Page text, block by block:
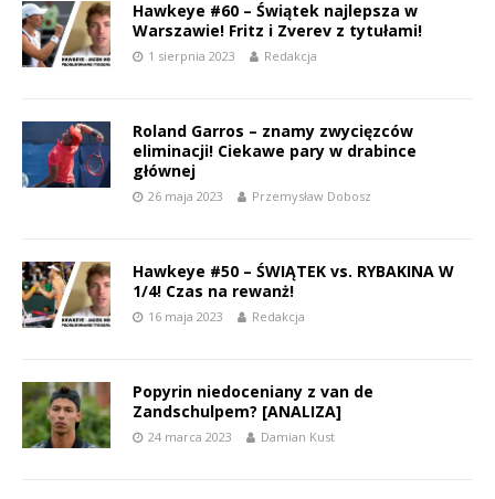
Hawkeye #60 – Świątek najlepsza w
Warszawie! Fritz i Zverev z tytułami!
1 sierpnia 2023 Redakcja
Roland Garros – znamy zwycięzców
eliminacji! Ciekawe pary w drabince
głównej
26 maja 2023 Przemysław Dobosz
Hawkeye #50 – ŚWIĄTEK vs. RYBAKINA W
1/4! Czas na rewanż!
16 maja 2023 Redakcja
Popyrin niedoceniany z van de
Zandschulpem? [ANALIZA]
24 marca 2023 Damian Kust